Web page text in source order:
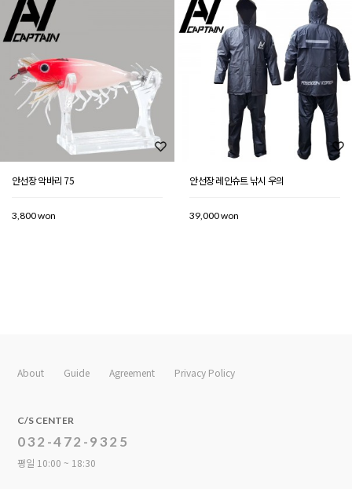
안선장 악바리 75
3,800 won
안선장 레인슈트 낚시 우의
39,000 won
About Guide Agreement Privacy Policy
C/S CENTER
032-472-9325
평일 10:00 ~ 18:30